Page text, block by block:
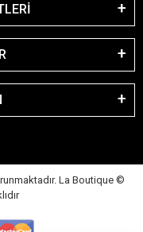
La Boutique ©